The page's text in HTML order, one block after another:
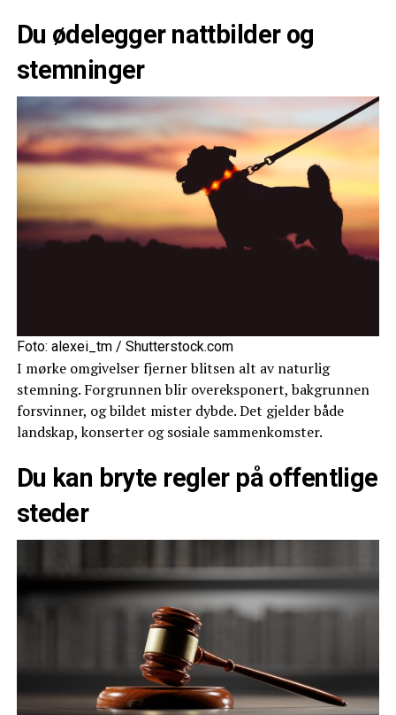
Du ødelegger nattbilder og
stemninger
Foto: alexei_tm / Shutterstock.com
I mørke omgivelser fjerner blitsen alt av naturlig
stemning. Forgrunnen blir overeksponert, bakgrunnen
forsvinner, og bildet mister dybde. Det gjelder både
landskap, konserter og sosiale sammenkomster.
Du kan bryte regler på offentlige
steder